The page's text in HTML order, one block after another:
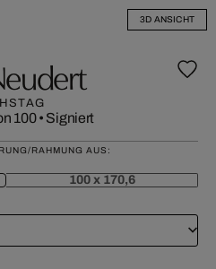
3D ANSICHT
100• Signiert
RAHMUNG AUS:
100 x 170,6